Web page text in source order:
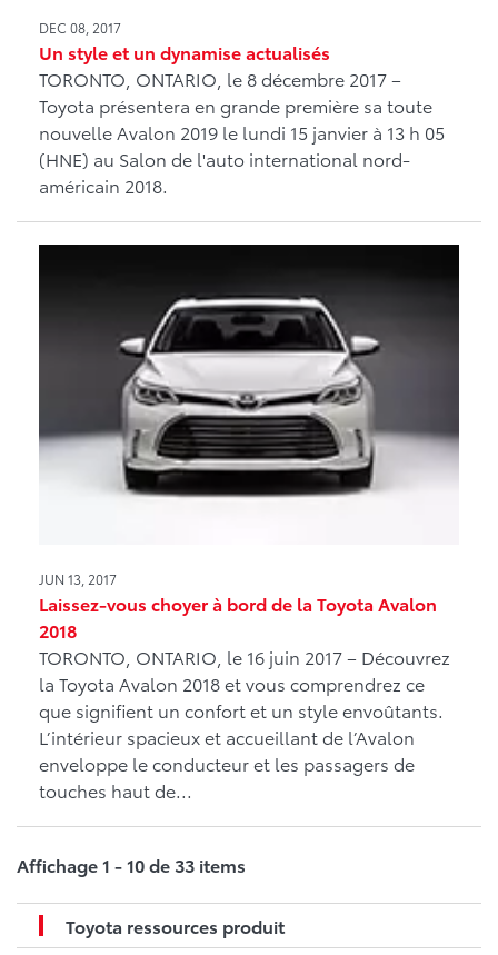
DEC 08, 2017
Un style et un dynamise actualisés
TORONTO, ONTARIO, le 8 décembre 2017 –
Toyota présentera en grande première sa toute
nouvelle Avalon 2019 le lundi 15 janvier à 13 h 05
(HNE) au Salon de l'auto international nord-
américain 2018.
JUN 13, 2017
Laissez-vous choyer à bord de la Toyota Avalon
2018
TORONTO, ONTARIO, le 16 juin 2017 – Découvrez
la Toyota Avalon 2018 et vous comprendrez ce
que signifient un confort et un style envoûtants.
L’intérieur spacieux et accueillant de l’Avalon
enveloppe le conducteur et les passagers de
touches haut de...
Affichage 1 - 10 de 33 items
Toyota ressources produit